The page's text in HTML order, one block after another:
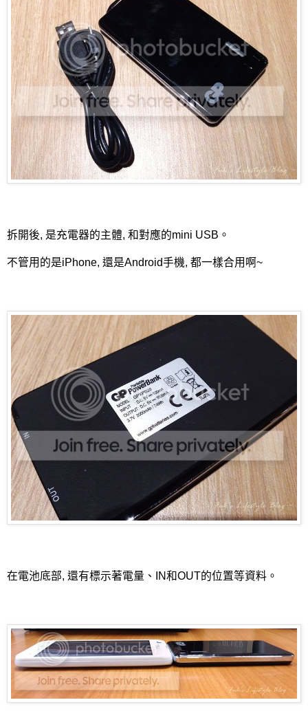
拆開後, 是充電器的主體, 和對應的mini USB。
不管用的是iPhone, 還是Android手機, 都一樣合用啊~
在電池底部, 還有標示著電量、IN和OUT的位置等資料。